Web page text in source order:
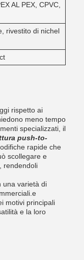
AL PEX, CPVC,
rivestito di nichel
rispetto ai
meno tempo
specializzati, il
push-to-
rapide che
scollegare e
rendendoli
una varietà di
motivi principali
e la loro